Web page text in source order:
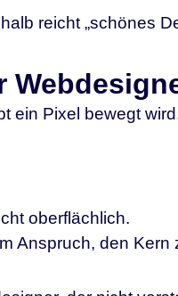
reicht „schönes
ein Pixel bewegt
oberflächlich.
Anspruch, den Kern